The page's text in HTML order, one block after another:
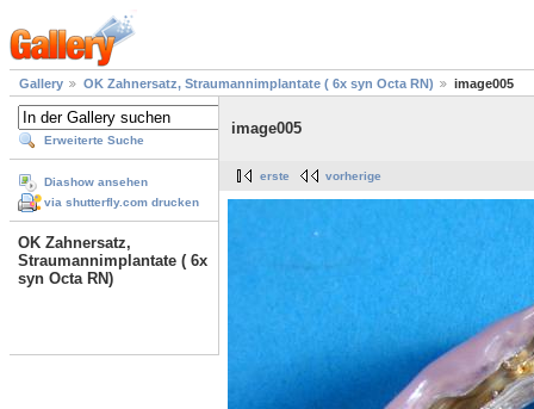
Gallery OK Zahnersatz, Straumannimplantate ( 6x syn Octa RN) image005
Erweiterte Suche
Diashow ansehen
via shutterfly.com drucken
OK Zahnersatz,
Straumannimplantate ( 6x
syn Octa RN)
image005
erste vorherige